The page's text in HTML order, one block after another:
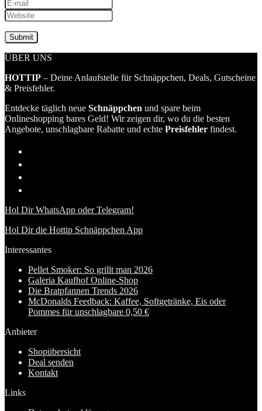
ÜBER UNS
HOTTIP – Deine Anlaufstelle für Schnäppchen, Deals, Gutscheine
& Preisfehler.
Entdecke täglich neue Schnäppchen und spare beim
Onlineshopping bares Geld! Wir zeigen dir, wo du die besten
Angebote, unschlagbare Rabatte und echte Preisfehler findest.
Hol Dir WhatsApp oder Telegram!
Hol Dir die Hottip Schnäppchen App
Interessantes
Pellet Smoker: So grillt man 2026
Galeria Kaufhof Online-Shop
Die Bratpfannen Trends 2026
McDonalds Feedback: Kaffee, Softgetränke, Eis oder
Pommes für unschlagbare 0,50 €
Anbieter
Shopübersicht
Deal senden
Kontakt
Links